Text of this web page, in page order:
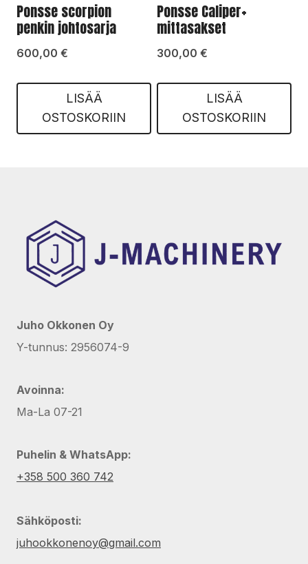
Ponsse scorpion
penkin johtosarja
600,00 €
LISÄÄ
OSTOSKORIIN
Ponsse Caliper+
mittasakset
300,00 €
LISÄÄ
OSTOSKORIIN
Juho Okkonen Oy
Y-tunnus: 2956074-9
Avoinna:
Ma-La 07-21
Puhelin & WhatsApp:
+358 500 360 742
Sähköposti:
juhookkonenoy@gmail.com